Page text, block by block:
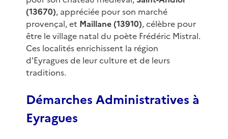
(13670), appréciée pour son marché
provençal, et Maillane (13910), célèbre pour
être le village natal du poète Frédéric Mistral.
Ces localités enrichissent la région
d'Eyragues de leur culture et de leurs
traditions.
Démarches Administratives à
Eyragues